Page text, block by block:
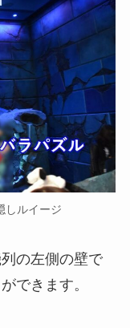
ルイージ
の左側の壁で
できます。